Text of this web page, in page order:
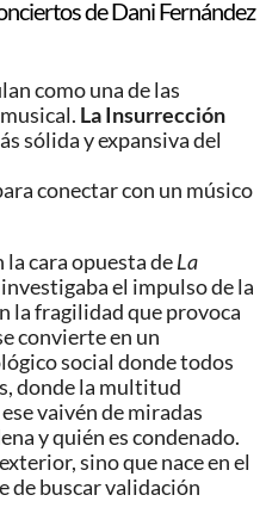
de Dani Fernández
como una de las
La Insurrección
sólida y expansiva del
conectar con un músico
la cara opuesta deLa
el impulso de la
la fragilidad que provoca
convierte en un
social donde todos
donde la multitud
vaivén de miradas
y quién es condenado.
sino que nace en el
de buscar validación